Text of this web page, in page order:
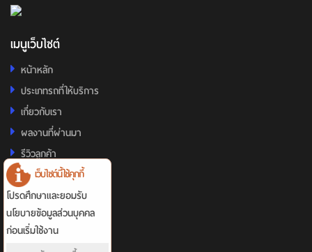
เมนูเว็บไซต์
หน้าหลัก
ประเภทรถที่ให้บริการ
เกี่ยวกับเรา
ผลงานที่ผ่านมา
รีวิวลูกค้า
ติดต่อเรา
รายการแนะนำ
เว็บไซต์นี้ใช้คุกกี้
โปรดศึกษาและยอมรับ
นโยบายข้อมูลส่วนบุคคล
ก่อนเริ่มใช้งาน